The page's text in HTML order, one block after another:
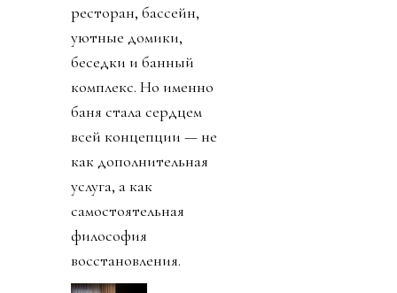
ресторан, бассейн,
уютные домики,
беседки и банный
комплекс. Но именно
баня стала сердцем
всей концепции — не
как дополнительная
услуга, а как
самостоятельная
философия
восстановления.